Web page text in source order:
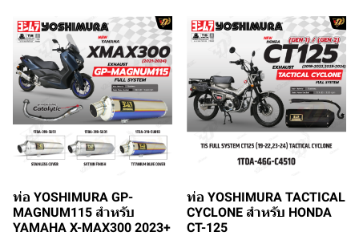
ท่อ YOSHIMURA GP-
MAGNUM115 สำหรับ
YAMAHA X-MAX300 2023+
ท่อ YOSHIMURA TACTICAL
CYCLONE สำหรับ HONDA
CT-125